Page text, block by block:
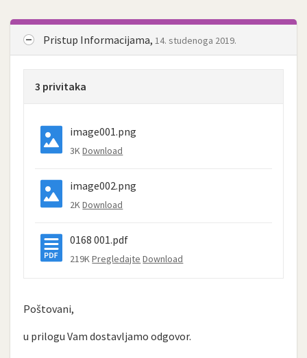
Pristup Informacijama, 14. studenoga 2019.
3 privitaka
image001.png
3KDownload
image002.png
2KDownload
0168 001.pdf
219KPregledajte Download
Poštovani,
u prilogu Vam dostavljamo odgovor.